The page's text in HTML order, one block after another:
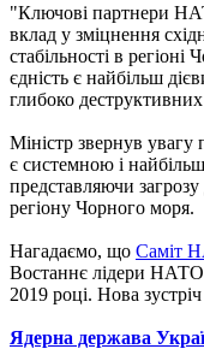
"Ключові партнери
вклад у зміцнення
стабільності в
єдність є найбільш
глибоко деструктивних
Міністр звернув увагу
є системною і
представляючи
регіону Чорного моря.
Нагадаємо, що Саміт
Востаннє лідери НАТО
2019 році. Нова
Ядерна держава